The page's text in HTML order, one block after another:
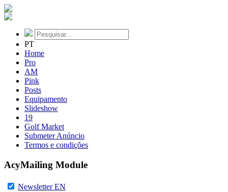
PT
Home
Pro
AM
Pink
Posts
Equipamento
Slideshow
19
Golf Market
Submeter Anúncio
Termos e condições
AcyMailing Module
Newsletter EN